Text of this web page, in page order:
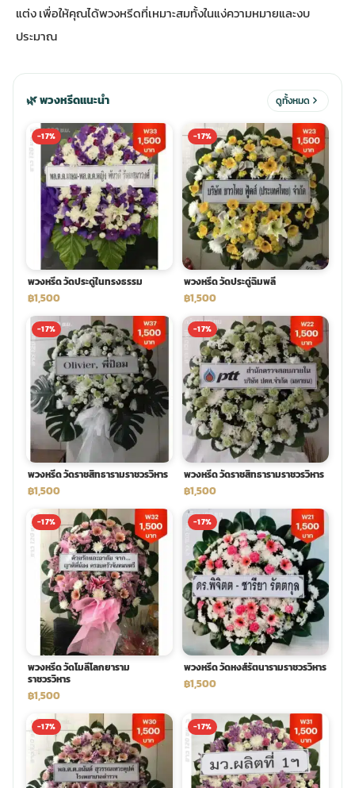
ดอกไม้งานศพ กรุงเทพ
ร้านดอกไม้งานศพ ใกล้ฉัน
ดอกไม้งานศพ ราคาถูก
จัดดอกไม้งานศพ ราคา
ดอกไม้งานศพ ส่งฟรี
ดอกไม้งานศพ ออนไลน์
พวงดอกไม้งานศพ
tpdecorate ปูพื้น
พวงหรีดดอกไม้สด ราคาถูก
ส่งพวงหรีด ด่วน กรุงเทพ
ร้านพวงหรีด กรุงเทพ ส่งฟรี
พวงหรีด ปากคลองตลาด ราคา
พวงหรีด ส่งด่วน วันนี้
ระดับเมรุ
รุ ออนไลน์
มรุ ส่งด่วน
น้าเมรุ กรุงเทพ
แต่ง เพื่อให้คุณได้พวงหรีดที่เหมาะสมทั้งในแง่ความหมายและงบ
ประมาณ
🌿 พวงหรีดแนะนำ ดูทั้งหมด
-17%
พวงหรีด วัดประดู่ในทรงธรรม
฿1,500
-17%
พวงหรีด วัดประดู่ฉิมพลี
฿1,500
-17%
พวงหรีด วัดราชสิทธารามราชวรวิหาร
฿1,500
-17%
พวงหรีด วัดราชสิทธารามราชวรวิหาร
฿1,500
-17%
พวงหรีด วัดโมลีโลกยาราม
ราชวรวิหาร
฿1,500
-17%
พวงหรีด วัดหงส์รัตนารามราชวรวิหาร
฿1,500
-17% -17%